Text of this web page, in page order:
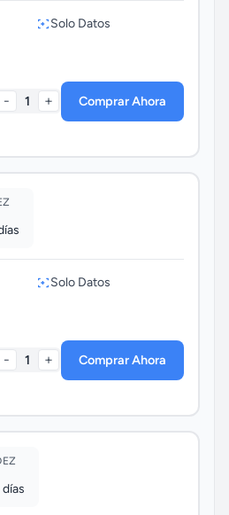
Solo Datos
- 1 + Comprar Ahora
Solo Datos
- 1 + Comprar Ahora
días